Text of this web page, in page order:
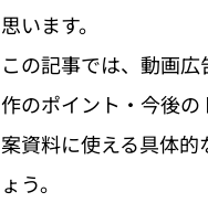
思います。
この記事では、動画
作のポイント・今後
案資料に使える具体
ょう。